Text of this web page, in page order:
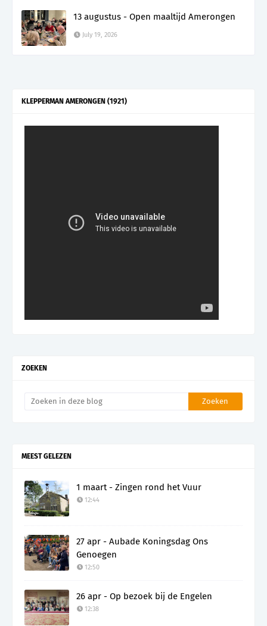
13 augustus - Open maaltijd Amerongen
July 19, 2026
KLEPPERMAN AMERONGEN (1921)
ZOEKEN
MEEST GELEZEN
1 maart - Zingen rond het Vuur
12:44
27 apr - Aubade Koningsdag Ons
Genoegen
12:50
26 apr - Op bezoek bij de Engelen
12:38